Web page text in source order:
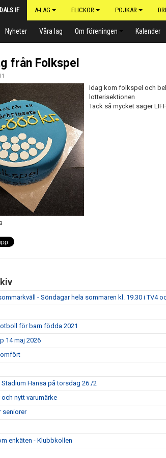
IF A-LAG FLICKOR POJKAR
Nyheter Våra lag Om föreningen Kalender
från Folkspel
Idag kom folkspel och
lotterisektionen
Tack så mycket säger
- Söndagar hela sommaren kl. 19.30 i TV4
för barn födda 2021
14 maj 2026
Hansa på torsdag 26 /2
och nytt varumärke
seniorer
enkäten - Klubbkollen